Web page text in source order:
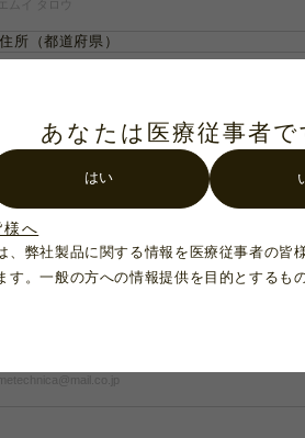
あなたは医療従事者で
はい
様へ
、弊社製品に関する情報を医療従事者の皆
す。一般の方への情報提供を目的とするも
住所（都道府県）